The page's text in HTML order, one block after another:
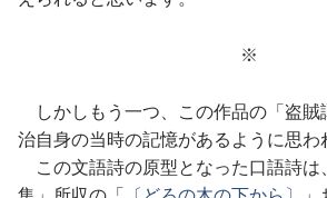
※
しかしもう一つ、この作品の「盗賊
治自身の当時の記憶があるように思わ
この文語詩の原型となった口語詩は